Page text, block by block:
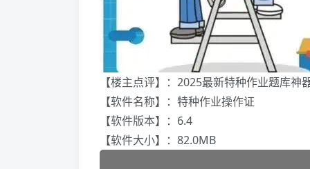
【楼主点评】：2025最新特种作业题库神
【软件名称】：特种作业操作证
【软件版本】：6.4
【软件大小】：82.0MB